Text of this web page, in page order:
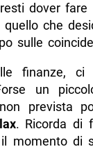
dover
che
sulle
finanze,
un
prevista
. Ricorda di
momento di